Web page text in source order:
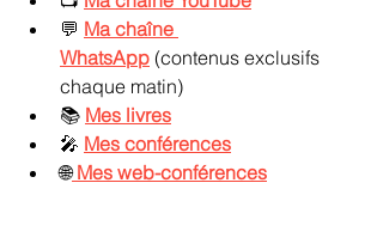
💬 Ma chaîne
WhatsApp (contenus exclusifs
chaque matin)
📚 Mes livres
🎤 Mes conférences
🌐 Mes web-conférences